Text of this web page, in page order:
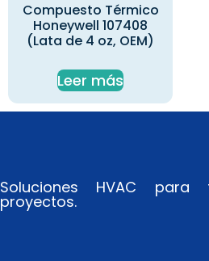
Compuesto Térmico
Honeywell 107408
(Lata de 4 oz, OEM)
Leer más
Soluciones HVAC
proyectos.